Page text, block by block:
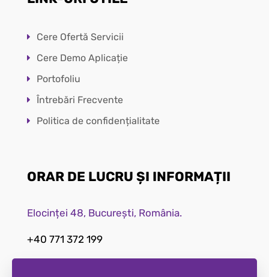
Cere Ofertă Servicii
Cere Demo Aplicație
Portofoliu
Întrebări Frecvente
Politica de confdențialitate
ORAR DE LUCRU ȘI INFORMAȚII
Elocinței 48, București, România.
+40 771 372 199